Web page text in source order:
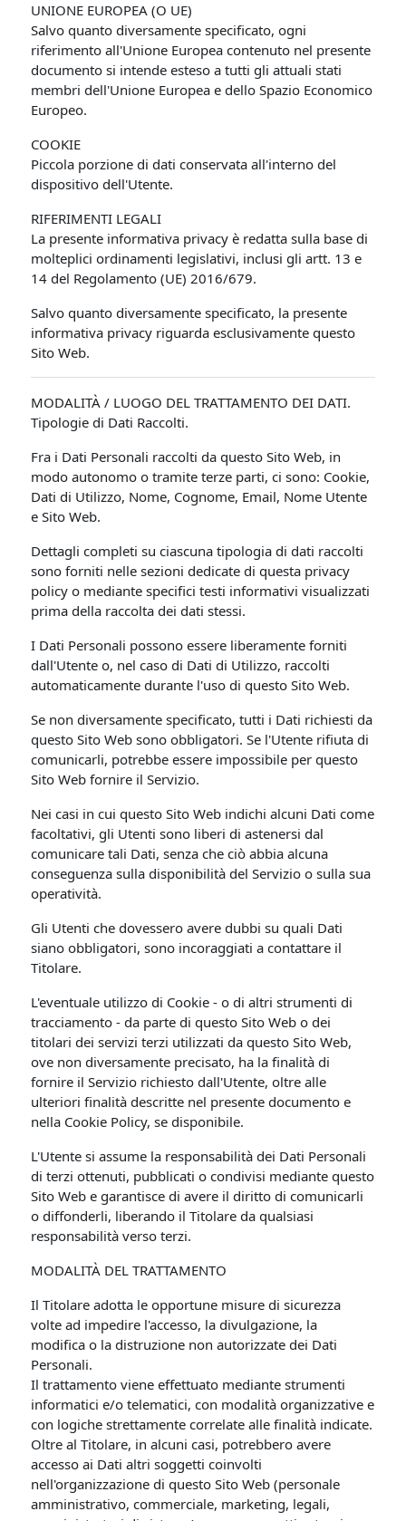
UNIONE EUROPEA (O UE)
Salvo quanto diversamente specificato, ogni
riferimento all'Unione Europea contenuto nel presente
documento si intende esteso a tutti gli attuali stati
membri dell'Unione Europea e dello Spazio Economico
Europeo.
COOKIE
Piccola porzione di dati conservata all'interno del
dispositivo dell'Utente.
RIFERIMENTI LEGALI
La presente informativa privacy è redatta sulla base di
molteplici ordinamenti legislativi, inclusi gli artt. 13 e
14 del Regolamento (UE) 2016/679.
Salvo quanto diversamente specificato, la presente
informativa privacy riguarda esclusivamente questo
Sito Web.
MODALITÀ / LUOGO DEL TRATTAMENTO DEI DATI.
Tipologie di Dati Raccolti.
Fra i Dati Personali raccolti da questo Sito Web, in
modo autonomo o tramite terze parti, ci sono: Cookie,
Dati di Utilizzo, Nome, Cognome, Email, Nome Utente
e Sito Web.
Dettagli completi su ciascuna tipologia di dati raccolti
sono forniti nelle sezioni dedicate di questa privacy
policy o mediante specifici testi informativi visualizzati
prima della raccolta dei dati stessi.
I Dati Personali possono essere liberamente forniti
dall'Utente o, nel caso di Dati di Utilizzo, raccolti
automaticamente durante l'uso di questo Sito Web.
Se non diversamente specificato, tutti i Dati richiesti da
questo Sito Web sono obbligatori. Se l'Utente rifiuta di
comunicarli, potrebbe essere impossibile per questo
Sito Web fornire il Servizio.
Nei casi in cui questo Sito Web indichi alcuni Dati come
facoltativi, gli Utenti sono liberi di astenersi dal
comunicare tali Dati, senza che ciò abbia alcuna
conseguenza sulla disponibilità del Servizio o sulla sua
operatività.
Gli Utenti che dovessero avere dubbi su quali Dati
siano obbligatori, sono incoraggiati a contattare il
Titolare.
L'eventuale utilizzo di Cookie - o di altri strumenti di
tracciamento - da parte di questo Sito Web o dei
titolari dei servizi terzi utilizzati da questo Sito Web,
ove non diversamente precisato, ha la finalità di
fornire il Servizio richiesto dall'Utente, oltre alle
ulteriori finalità descritte nel presente documento e
nella Cookie Policy, se disponibile.
L'Utente si assume la responsabilità dei Dati Personali
di terzi ottenuti, pubblicati o condivisi mediante questo
Sito Web e garantisce di avere il diritto di comunicarli
o diffonderli, liberando il Titolare da qualsiasi
responsabilità verso terzi.
MODALITÀ DEL TRATTAMENTO
Il Titolare adotta le opportune misure di sicurezza
volte ad impedire l'accesso, la divulgazione, la
modifica o la distruzione non autorizzate dei Dati
Personali.
Il trattamento viene effettuato mediante strumenti
informatici e/o telematici, con modalità organizzative e
con logiche strettamente correlate alle finalità indicate.
Oltre al Titolare, in alcuni casi, potrebbero avere
accesso ai Dati altri soggetti coinvolti
nell'organizzazione di questo Sito Web (personale
amministrativo, commerciale, marketing, legali,